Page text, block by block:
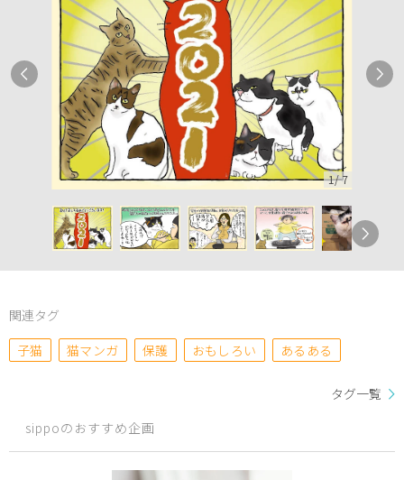
1/7
関連タグ
子猫
猫マンガ 保護 おもしろい あるある
タグ一覧
sippoのおすすめ企画